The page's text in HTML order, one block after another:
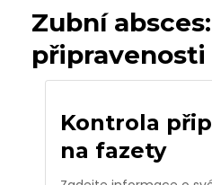
Zubní
Kontrola
na fazety